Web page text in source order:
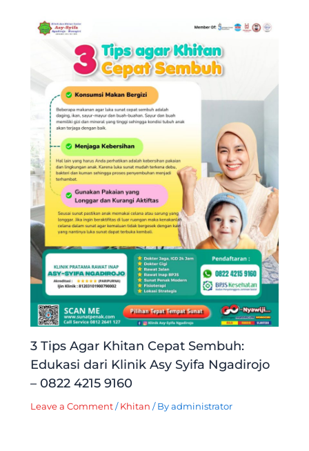
3 Tips Agar Khitan Cepat Sembuh:
Edukasi dari Klinik Asy Syifa Ngadirojo
– 0822 4215 9160
Leave a Comment / Khitan / Byadministrator